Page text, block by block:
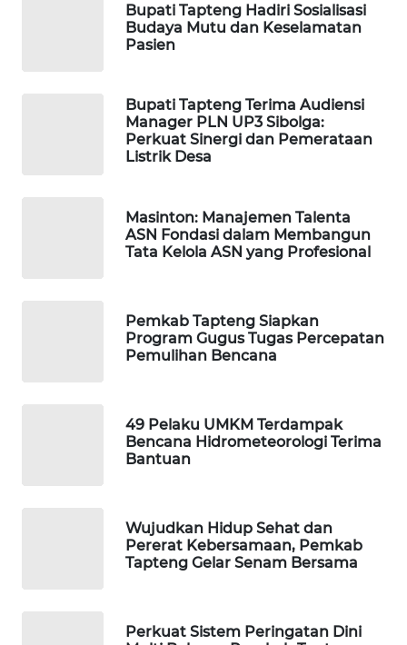
Bupati Tapteng Hadiri Sosialisasi
Budaya Mutu dan Keselamatan
Pasien
Bupati Tapteng Terima Audiensi
Manager PLN UP3 Sibolga:
Perkuat Sinergi dan Pemerataan
Listrik Desa
Masinton: Manajemen Talenta
ASN Fondasi dalam Membangun
Tata Kelola ASN yang Profesional
Pemkab Tapteng Siapkan
Program Gugus Tugas Percepatan
Pemulihan Bencana
49 Pelaku UMKM Terdampak
Bencana Hidrometeorologi Terima
Bantuan
Wujudkan Hidup Sehat dan
Pererat Kebersamaan, Pemkab
Tapteng Gelar Senam Bersama
Perkuat Sistem Peringatan Dini